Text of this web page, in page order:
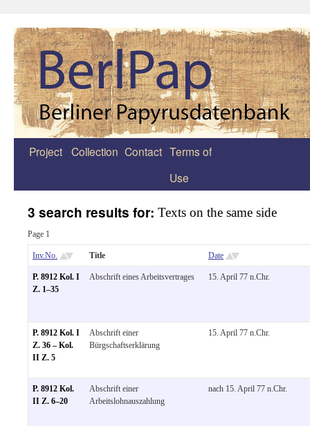
Zum
Project Collection Contact Terms of
Use
3 search results for: Texts on the same side
Page 1
Inv.No. Title Date
P. 8912 Kol. I
Z. 1–35
Abschrift eines Arbeitsvertrages 15. April 77 n.Chr.
P. 8912 Kol. I
Z. 36 – Kol.
II Z. 5
Abschrift einer
Bürgschaftserklärung
15. April 77 n.Chr.
P. 8912 Kol.
II Z. 6–20
Abschrift einer
Arbeitslohnauszahlung
nach 15. April 77 n.Chr.